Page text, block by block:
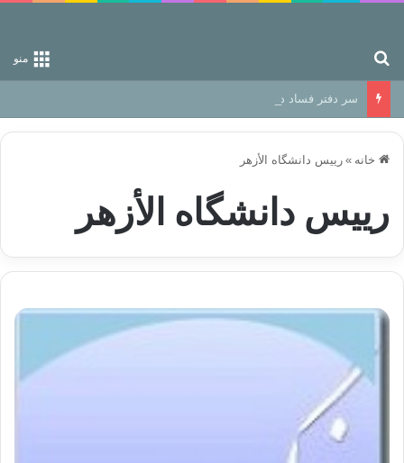
منو
سر دفتر فساد در زمین‌، دوری وکناره‌گیری از راه خداست‌!
خانه » رییس دانشگاه الأزهر
رییس دانشگاه الأزهر